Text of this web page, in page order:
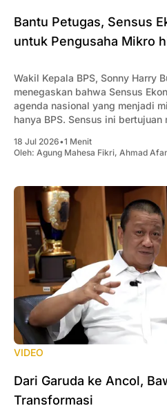
Bantu Petugas, Sensus
untuk Pengusaha Mikro
Wakil Kepala BPS, Sonny Harry
menegaskan bahwa Sensus
agenda nasional yang menjadi
hanya BPS. Sensus ini
dasar penyusunan kebijakan
18 Jul 2026•1 Menit
Oleh: Agung Mahesa Fikri, Ahmad
VIDEO
Dari Garuda ke Ancol,
Transformasi